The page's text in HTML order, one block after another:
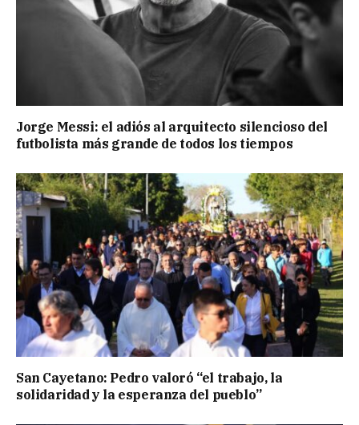
Jorge Messi: el adiós al arquitecto silencioso del
futbolista más grande de todos los tiempos
San Cayetano: Pedro valoró “el trabajo, la
solidaridad y la esperanza del pueblo”